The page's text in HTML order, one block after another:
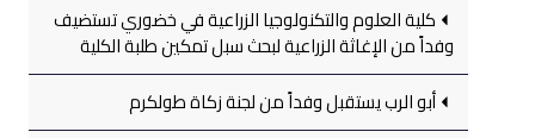
كلية العلوم والتكنولوجيا الزراعية في خضوري تستضيف
وفداً من الإغاثة الزراعية لبحث سبل تمكين طلبة الكلية
أبو الرب يستقبل وفداً من لجنة زكاة طولكرم